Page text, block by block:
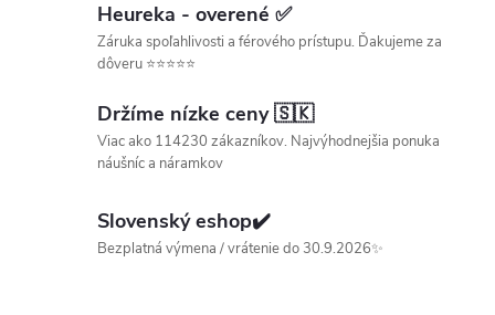
Heureka - overené ✅
Záruka spoľahlivosti a férového prístupu. Ďakujeme za
dôveru ⭐⭐⭐⭐⭐
Držíme nízke ceny 🇸🇰
Viac ako 114230 zákazníkov. Najvýhodnejšia ponuka
náušníc a náramkov
Slovenský eshop✔️
Bezplatná výmena / vrátenie do 30.9.2026✨